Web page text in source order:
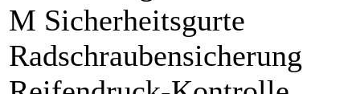
M Sicherheitsgurte
Radschraubensicherung